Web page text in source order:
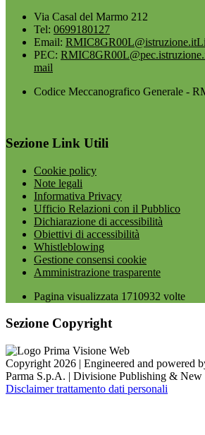
Via Casal del Marmo 212
Tel: 0699180127
Email: RMIC8GR00L@istruzione.it
PEC:
mail
Codice Meccanografico Generale -
Sezione Link Utili
Cookie policy
Note legali
Informativa Privacy
Ufficio Relazioni con il Pubblico
Dichiarazione di accessibilità
Obiettivi di accessibilità
Whistleblowing
Gestione consensi cookie
Amministrazione trasparente
Pagina visualizzata 1710932 volte
Sezione Copyright
Copyright 2026 | Engineered and powered
Parma S.p.A. | Divisione Publishing & New
Disclaimer trattamento dati personali